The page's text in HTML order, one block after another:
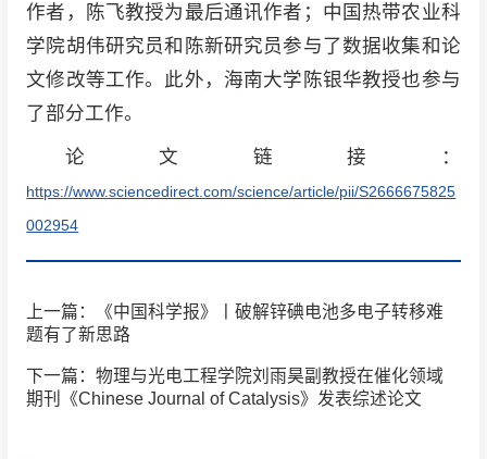
作者，陈飞教授为最后通讯作者；中国热带农业科
学院胡伟研究员和陈新研究员参与了数据收集和论
文修改等工作。此外，海南大学陈银华教授也参与
了部分工作。
论文链接：
https://www.sciencedirect.com/science/article/pii/S2666675825
002954
上一篇：《中国科学报》丨破解锌碘电池多电子转移难
题有了新思路
下一篇：物理与光电工程学院刘雨昊副教授在催化领域
期刊《Chinese Journal of Catalysis》发表综述论文